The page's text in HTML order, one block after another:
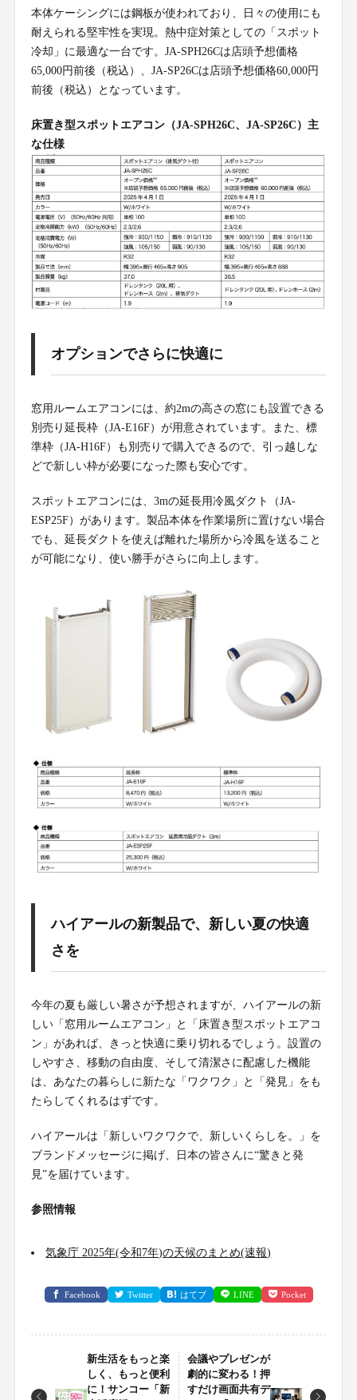
本体ケーシングには鋼板が使われており、日々の使用にも
耐えられる堅牢性を実現。熱中症対策としての「スポット
冷却」に最適な一台です。JA-SPH26Cは店頭予想価格
65,000円前後（税込）、JA-SP26Cは店頭予想価格60,000円
前後（税込）となっています。
床置き型スポットエアコン（JA-SPH26C、JA-SP26C）主
な仕様
オプションでさらに快適に
窓用ルームエアコンには、約2mの高さの窓にも設置できる
別売り延長枠（JA-E16F）が用意されています。また、標
準枠（JA-H16F）も別売りで購入できるので、引っ越しな
どで新しい枠が必要になった際も安心です。
スポットエアコンには、3mの延長用冷風ダクト（JA-
ESP25F）があります。製品本体を作業場所に置けない場合
でも、延長ダクトを使えば離れた場所から冷風を送ること
が可能になり、使い勝手がさらに向上します。
ハイアールの新製品で、新しい夏の快適
さを
今年の夏も厳しい暑さが予想されますが、ハイアールの新
しい「窓用ルームエアコン」と「床置き型スポットエアコ
ン」があれば、きっと快適に乗り切れるでしょう。設置の
しやすさ、移動の自由度、そして清潔さに配慮した機能
は、あなたの暮らしに新たな「ワクワク」と「発見」をも
たらしてくれるはずです。
ハイアールは「新しいワクワクで、新しいくらしを。」を
ブランドメッセージに掲げ、日本の皆さんに“驚きと発
見”を届けています。
参照情報
気象庁 2025年(令和7年)の天候のまとめ(速報)
Facebook Twitter はてブ LINE Pocket
新生活をもっと楽
しく、もっと便利
に！サンコー「新
会議やプレゼンが
劇的に変わる！押
すだけ画面共有デ